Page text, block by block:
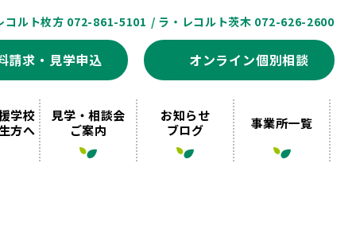
コルト枚方 072-861-5101 / ラ・レコルト茨木 072-626-2600
請求・見学申込 オンライン個別相談
学校
方へ
見学・相談会
ご案内
お知らせ
ブログ
事業所一覧